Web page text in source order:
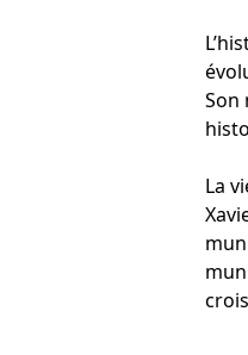
Son
La